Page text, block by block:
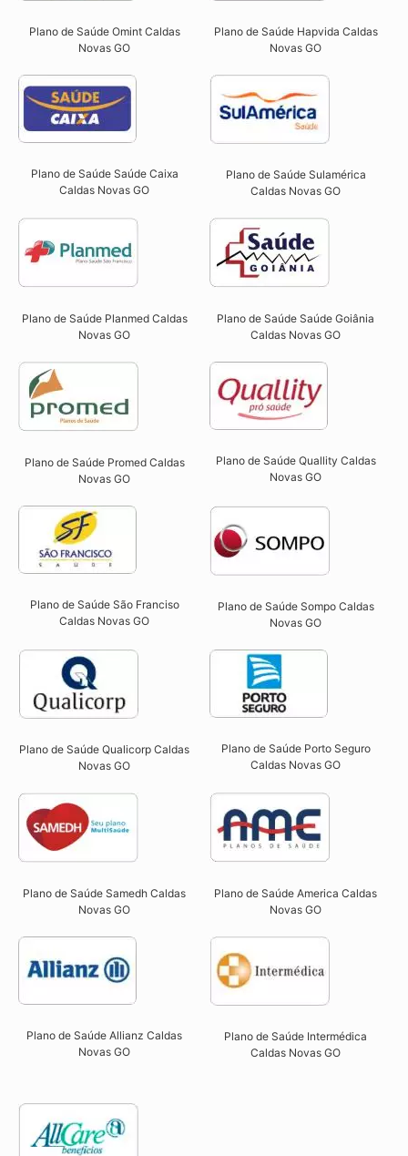
Plano de Saúde Omint Caldas
Novas GO​
Plano de Saúde Hapvida Caldas
Novas GO​
Plano de Saúde Saúde Caixa
Caldas Novas GO​
Plano de Saúde Sulamérica
Caldas Novas GO
Plano de Saúde Planmed Caldas
Novas GO
Plano de Saúde Saúde Goiânia
Caldas Novas GO
Plano de Saúde Promed Caldas
Novas GO
Plano de Saúde Quallity Caldas
Novas GO​
Plano de Saúde São Franciso
Caldas Novas GO​
Plano de Saúde Sompo Caldas
Novas GO​
Plano de Saúde Qualicorp Caldas
Novas GO​
Plano de Saúde Porto Seguro
Caldas Novas GO​
Plano de Saúde Samedh Caldas
Novas GO
Plano de Saúde America Caldas
Novas GO
Plano de Saúde Allianz Caldas
Novas GO​
Plano de Saúde Intermédica
Caldas Novas GO​